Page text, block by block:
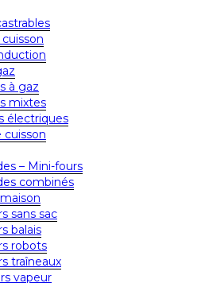
à gaz
mixtes
électriques
cuisson
– Mini-fours
combinés
sans sac
balais
robots
traîneaux
vapeur